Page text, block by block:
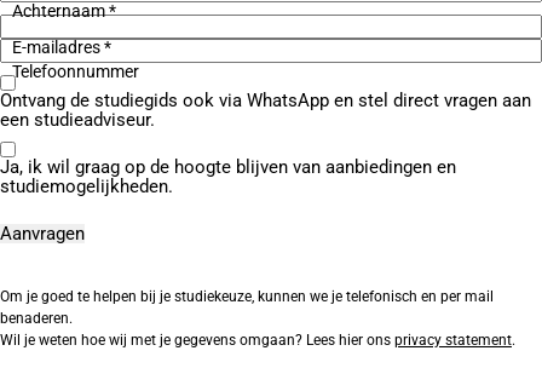
Achternaam *
E-mailadres *
Telefoonnummer
Ontvang de studiegids ook via WhatsApp en stel direct vragen aan
een studieadviseur.
Ja, ik wil graag op de hoogte blijven van aanbiedingen en
studiemogelijkheden.
Om je goed te helpen bij je studiekeuze, kunnen we je telefonisch en per mail
benaderen.
Wil je weten hoe wij met je gegevens omgaan? Lees hier ons privacy statement.